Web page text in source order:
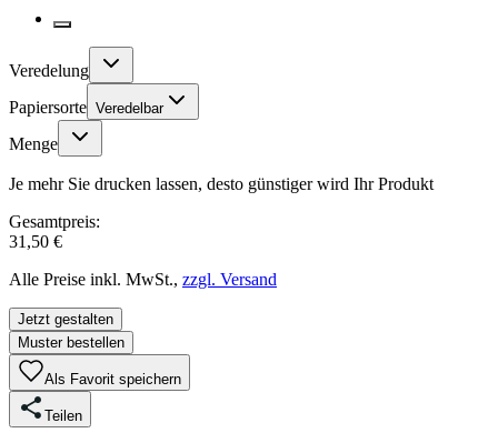
Veredelung
Papiersorte Veredelbar
Menge
Je mehr Sie drucken lassen, desto günstiger wird Ihr Produkt
Gesamtpreis:
31,50 €
Alle Preise inkl. MwSt., zzgl. Versand
Jetzt gestalten
Muster bestellen
Als Favorit speichern
Teilen